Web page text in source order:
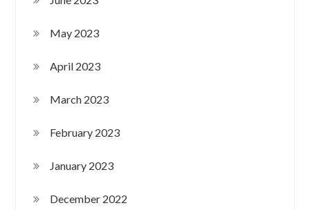
May 2023
April 2023
March 2023
February 2023
January 2023
December 2022